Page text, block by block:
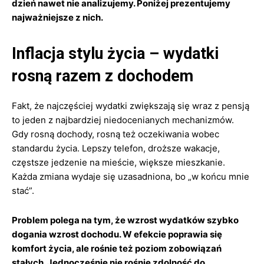
dzień nawet nie analizujemy. Poniżej prezentujemy
najważniejsze z nich.
Inflacja stylu życia – wydatki
rosną razem z dochodem
Fakt, że najczęściej wydatki zwiększają się wraz z pensją
to jeden z najbardziej niedocenianych mechanizmów.
Gdy rosną dochody, rosną też oczekiwania wobec
standardu życia. Lepszy telefon, droższe wakacje,
częstsze jedzenie na mieście, większe mieszkanie.
Każda zmiana wydaje się uzasadniona, bo „w końcu mnie
stać”.
Problem polega na tym, że wzrost wydatków szybko
dogania wzrost dochodu. W efekcie poprawia się
komfort życia, ale rośnie też poziom zobowiązań